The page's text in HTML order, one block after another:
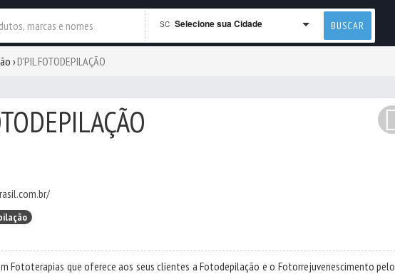
SC Selecione sua Cidade BUSCAR
D'PIL FOTODEPILAÇÃO
Fototerapias que oferece aos seus clientes a Fotodepilação e o Fotorrejuvenescimento pelo